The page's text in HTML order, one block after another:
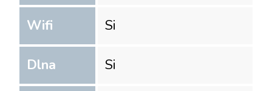
Wifi Si
Dlna Si